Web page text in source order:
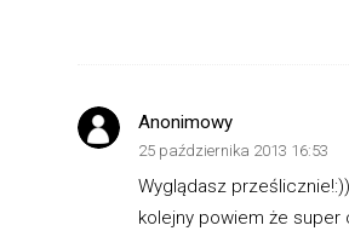
Anonimowy
25 października 2013 16:53
Wyglądasz
kolejny powiem że super